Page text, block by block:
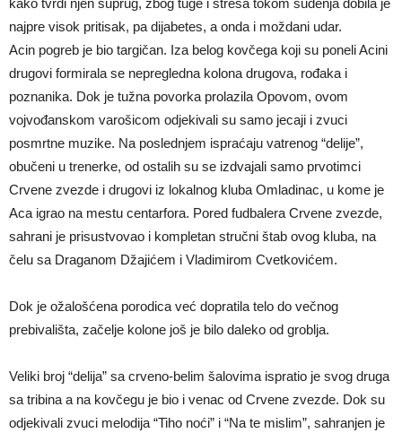
najpre visok pritisak, pa dijabetes, a onda i moždani udar.
Acin pogreb je bio targičan. Iza belog kovčega koji su poneli Acini
drugovi formirala se nepregledna kolona drugova, rođaka i
poznanika. Dok je tužna povorka prolazila Opovom, ovom
vojvođanskom varošicom odjekivali su samo jecaji i zvuci
posmrtne muzike. Na poslednjem ispraćaju vatrenog “delije”,
obučeni u trenerke, od ostalih su se izdvajali samo prvotimci
Crvene zvezde i drugovi iz lokalnog kluba Omladinac, u kome je
Aca igrao na mestu centarfora. Pored fudbalera Crvene zvezde,
sahrani je prisustvovao i kompletan stručni štab ovog kluba, na
čelu sa Draganom Džajićem i Vladimirom Cvetkovićem.
Dok je ožalošćena porodica već dopratila telo do večnog
prebivališta, začelje kolone još je bilo daleko od groblja.
Veliki broj “delija” sa crveno-belim šalovima ispratio je svog druga
sa tribina a na kovčegu je bio i venac od Crvene zvezde. Dok su
odjekivali zvuci melodija “Tiho noći” i “Na te mislim”, sahranjen je